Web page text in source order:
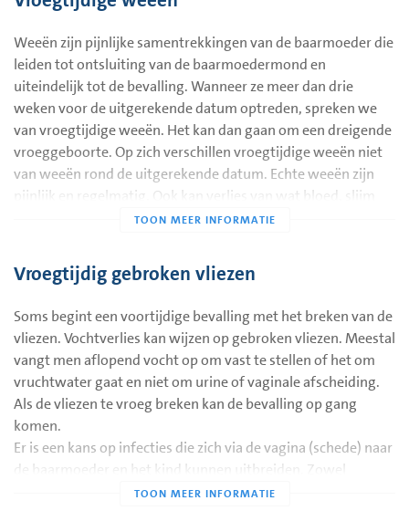
Weeën zijn pijnlijke samentrekkingen van de baarmoeder die
leiden tot ontsluiting van de baarmoedermond en
uiteindelijk tot de bevalling. Wanneer ze meer dan drie
weken voor de uitgerekende datum optreden, spreken we
van vroegtijdige weeën. Het kan dan gaan om een dreigende
vroeggeboorte. Op zich verschillen vroegtijdige weeën niet
van weeën rond de uitgerekende datum. Echte weeën zijn
pijnlijk en regelmatig. Ook kan verlies van wat bloed, slijm
en/of vruchtwater optreden. ‘Harde buiken’ zijn geen
Ze treden meestal niet regelmatig op, maar meer verspreid
over de dag. Ze zijn vaak meer ongemakkelijk dan pijnlijk en
veroorzaken geen ontsluiting.
Vroegtijdig gebroken vliezen
Soms begint een voortijdige bevalling met het breken van de
vliezen. Vochtverlies kan wijzen op gebroken vliezen. Meestal
vangt men aflopend vocht op om vast te stellen of het om
vruchtwater gaat en niet om urine of vaginale afscheiding.
Als de vliezen te vroeg breken kan de bevalling op gang
komen.
Er is een kans op infecties die zich via de vagina (schede) naar
de baarmoeder en het kind kunnen uitbreiden. Zowel
moeder als kind kunnen daar ziek van worden.